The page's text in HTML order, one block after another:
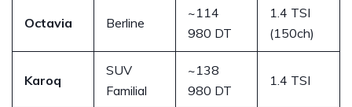
Octavia Berline
~114
980 DT
1.4 TSI
(150ch)
Karoq
SUV
Familial
~138
980 DT
1.4 TSI